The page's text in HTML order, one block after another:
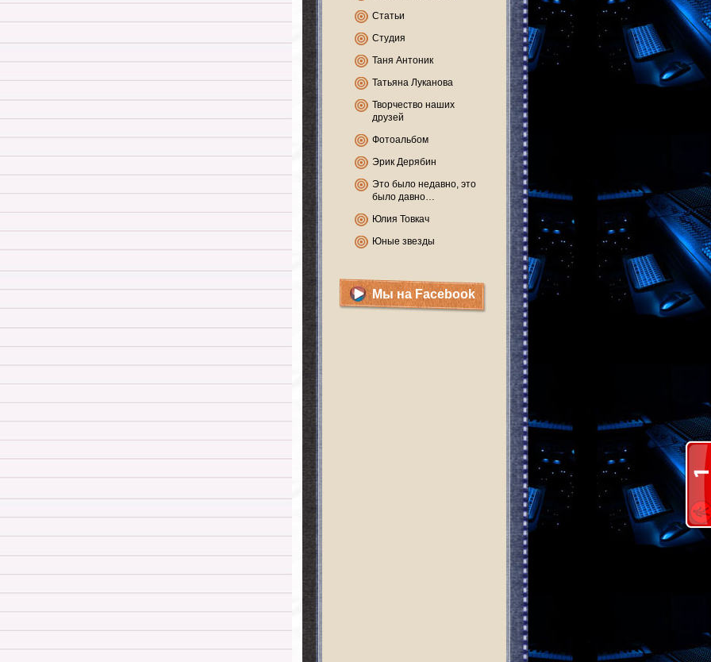
Статьи
Студия
Таня Антоник
Татьяна Луканова
Творчество наших
друзей
Фотоальбом
Эрик Дерябин
Это было недавно, это
было давно…
Юлия Товкач
Юные звезды
Мы на Facebook